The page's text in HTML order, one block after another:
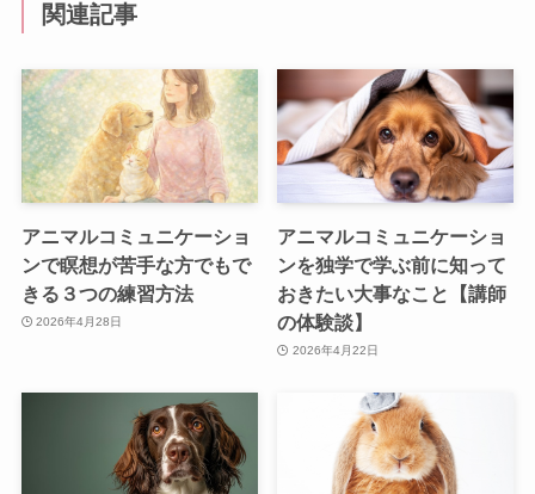
関連記事
アニマルコミュニケーショ
ンで瞑想が苦手な方でもで
きる３つの練習方法
2026年4月28日
アニマルコミュニケーショ
ンを独学で学ぶ前に知って
おきたい大事なこと【講師
の体験談】
2026年4月22日